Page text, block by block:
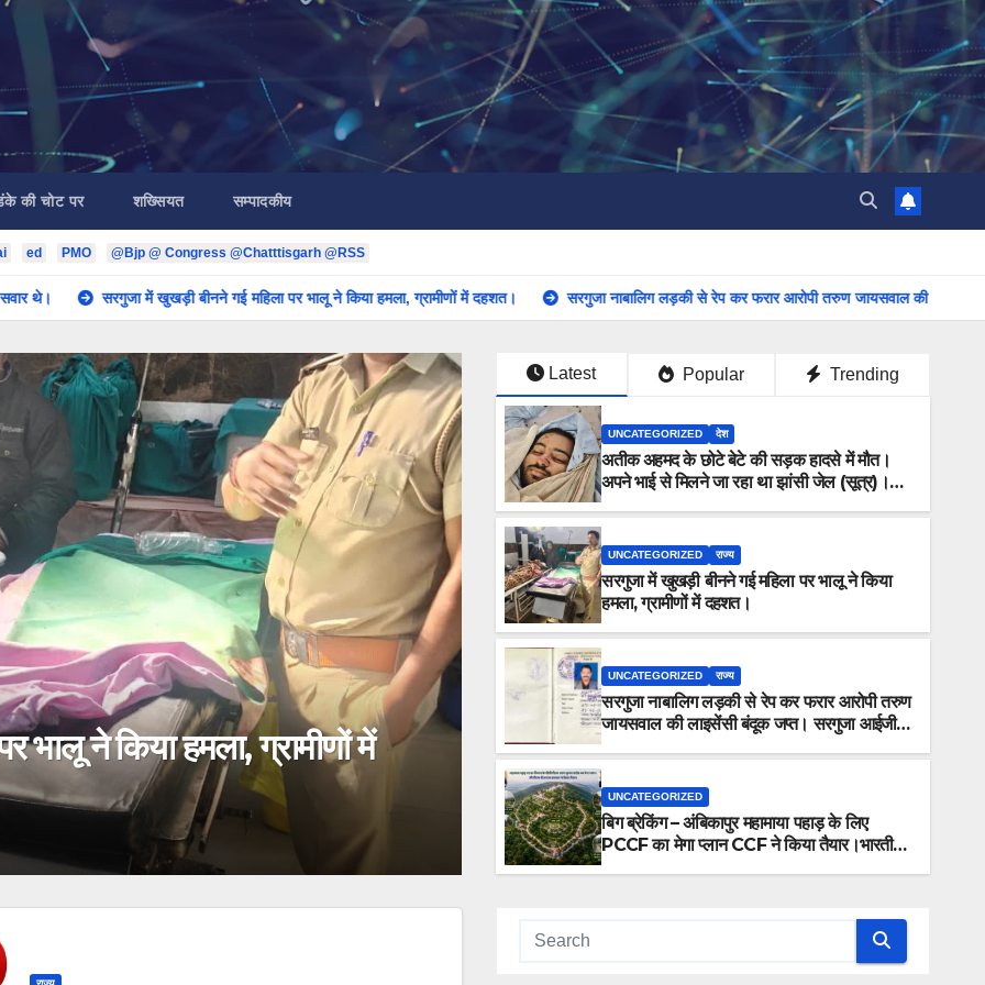
की चोट पर शख्सियत सम्पादकीय
ed PMO @Bjp @ Congress @Chatttisgarh @RSS
में खुखड़ी बीनने गई महिला पर भालू ने किया हमला, ग्रामीणों में दहशत। सरगुजा नाबालिग लड़की से रेप कर फरार आरोपी तरुण जायसवाल की लाइसेंसी बंदूक जप्त। सरगुजा
आरोपी तरुण जायसवाल की
कहा “आरोपी की तलाश में जुटी
UNCATEGORIZED
बिग ब्रेकिंग – अंबिकापुर महामाया पहाड़
CCF ने किया तैयार।भारतीय संस्कृति
योग पार्क,बच्चों का पार्क समेत बहुत कुछ
AUGUST 1, 2026 ALOK SHUKLA
Latest Popular Trending
UNCATEGORIZED देश
अतीक अहमद के छोटे बेटे की सड़क हादसे में मौत।
अपने भाई से मिलने जा रहा था झांसी जेल (सूत्र)।
UNCATEGORIZED राज्य
सरगुजा में खुखड़ी बीनने गई महिला पर भालू ने किया
हमला, ग्रामीणों में दहशत।
UNCATEGORIZED राज्य
सरगुजा नाबालिग लड़की से रेप कर फरार आरोपी तरुण
जायसवाल की लाइसेंसी बंदूक जप्त। सरगुजा आईजी ने
UNCATEGORIZED
बिग ब्रेकिंग – अंबिकापुर महामाया पहाड़ के लिए
PCCF का मेगा प्लान CCF ने किया तैयार।भारतीय